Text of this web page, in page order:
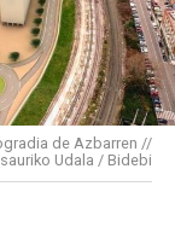
años han dado
el
la
Energética,
de
de Azbarren //
Udala / Bidebi